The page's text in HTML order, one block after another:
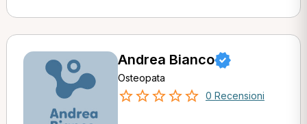
Andrea Bianco
Osteopata
0 Recensioni